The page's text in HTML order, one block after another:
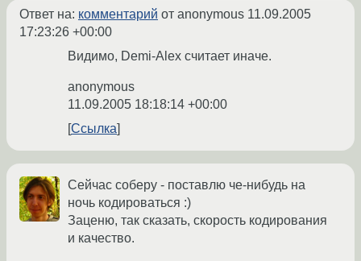
Ответ на: комментарий от anonymous 11.09.2005
17:23:26 +00:00
Видимо, Demi-Alex считает иначе.
anonymous
11.09.2005 18:18:14 +00:00
Ссылка
Сейчас соберу - поставлю че-нибудь на
ночь кодироваться :)
Заценю, так сказать, скорость кодирования
и качество.